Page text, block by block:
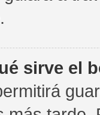
sirve el